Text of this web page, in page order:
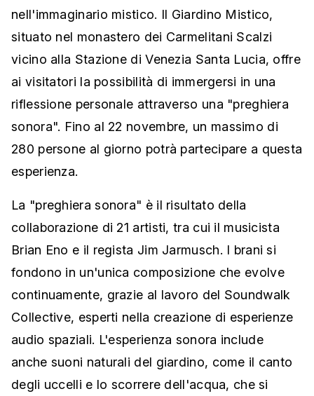
nell'immaginario mistico. Il Giardino Mistico,
situato nel monastero dei Carmelitani Scalzi
vicino alla Stazione di Venezia Santa Lucia, offre
ai visitatori la possibilità di immergersi in una
riflessione personale attraverso una "preghiera
sonora". Fino al 22 novembre, un massimo di
280 persone al giorno potrà partecipare a questa
esperienza.
La "preghiera sonora" è il risultato della
collaborazione di 21 artisti, tra cui il musicista
Brian Eno e il regista Jim Jarmusch. I brani si
fondono in un'unica composizione che evolve
continuamente, grazie al lavoro del Soundwalk
Collective, esperti nella creazione di esperienze
audio spaziali. L'esperienza sonora include
anche suoni naturali del giardino, come il canto
degli uccelli e lo scorrere dell'acqua, che si